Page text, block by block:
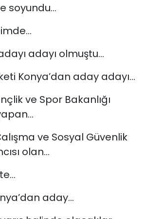
soyundu…
adayı olmuştu…
Konya’dan aday adayı…
ve Spor Bakanlığı
ve Sosyal Güvenlik
olan…
aday…